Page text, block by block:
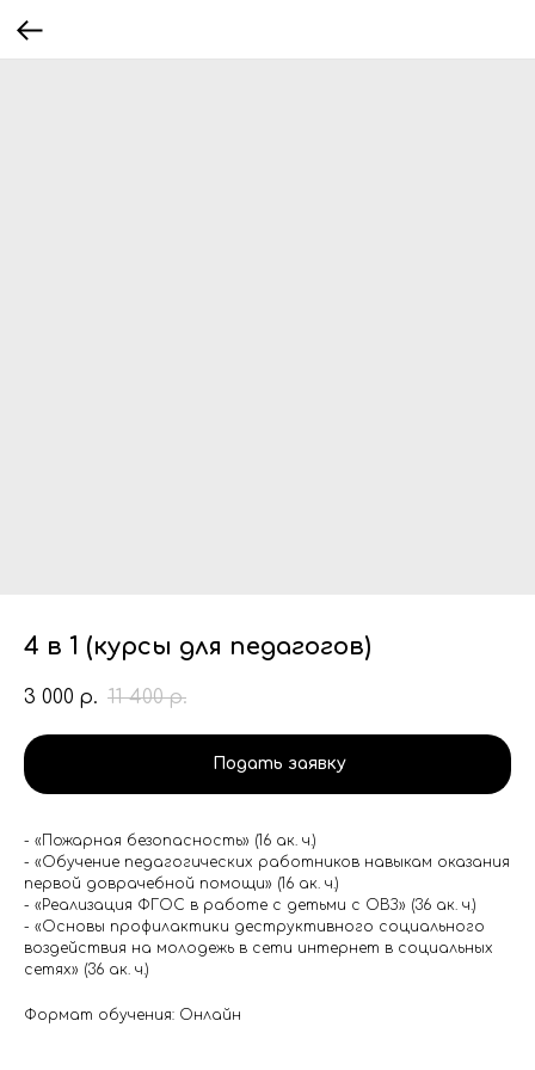
4 в 1 (курсы для педагогов)
3 000 р. 11 400 р.
Подать заявку
- «Пожарная безопасность» (16 ак. ч.)
- «Обучение педагогических работников навыкам оказания
первой доврачебной помощи» (16 ак. ч.)
- «Реализация ФГОС в работе с детьми с ОВЗ» (36 ак. ч.)
- «Основы профилактики деструктивного социального
воздействия на молодежь в сети интернет в социальных
сетях» (36 ак. ч.)
Формат обучения: Онлайн